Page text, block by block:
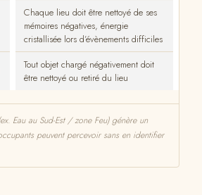
Chaque lieu doit être nettoyé de ses
mémoires négatives, énergie
cristallisée lors d’évènements difficiles
Tout objet chargé négativement doit
être nettoyé ou retiré du lieu
Eau au Sud-Est / zone Feu) génère un
peuvent percevoir sans en identifier